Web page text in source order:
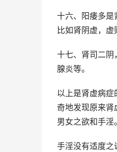
十六、阳痿多是
比如肾阴虚，
十七、肾司二阴
腺炎等。
以上是肾虚病
奇地发现原来肾
男女之欲和手淫。
手淫没有适度之